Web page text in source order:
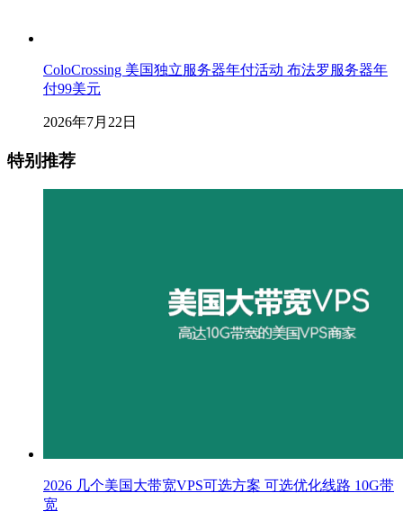
ColoCrossing 美国独立服务器年付活动 布法罗服务器年
付99美元
2026年7月22日
特别推荐
2026 几个美国大带宽VPS可选方案 可选优化线路 10G带
宽